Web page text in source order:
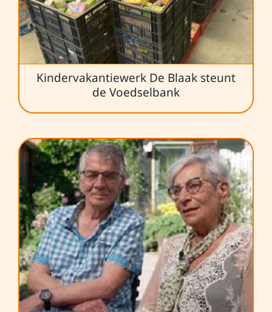
Kindervakantiewerk De Blaak steunt
de Voedselbank